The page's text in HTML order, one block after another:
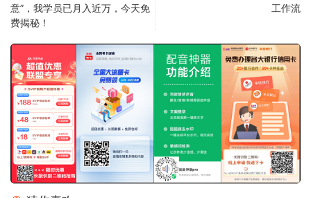
意”，我学员已月入近万，今天免
费揭秘！
工作流